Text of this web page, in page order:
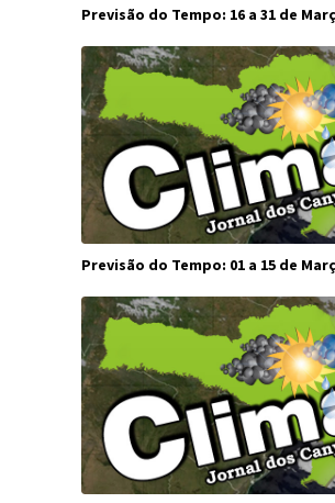
Previsão do Tempo: 16 a 31 de
Previsão do Tempo: 01 a 15 de